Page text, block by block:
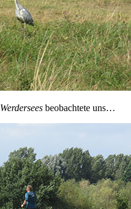
Werdersees beobachtete uns…